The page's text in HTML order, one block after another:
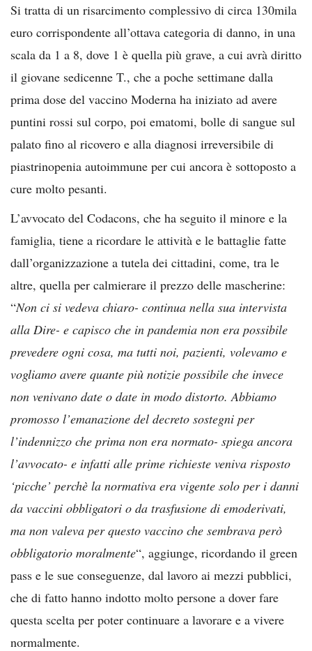
Si tratta di un risarcimento complessivo di circa 130mila
euro corrispondente all’ottava categoria di danno, in una
scala da 1 a 8, dove 1 è quella più grave, a cui avrà diritto
il giovane sedicenne T., che a poche settimane dalla
prima dose del vaccino Moderna ha iniziato ad avere
puntini rossi sul corpo, poi ematomi, bolle di sangue sul
palato fino al ricovero e alla diagnosi irreversibile di
piastrinopenia autoimmune per cui ancora è sottoposto a
cure molto pesanti.
L’avvocato del Codacons, che ha seguito il minore e la
famiglia, tiene a ricordare le attività e le battaglie fatte
dall’organizzazione a tutela dei cittadini, come, tra le
altre, quella per calmierare il prezzo delle mascherine:
“Non ci si vedeva chiaro- continua nella sua intervista
alla Dire- e capisco che in pandemia non era possibile
prevedere ogni cosa, ma tutti noi, pazienti, volevamo e
vogliamo avere quante più notizie possibile che invece
non venivano date o date in modo distorto. Abbiamo
promosso l’emanazione del decreto sostegni per
l’indennizzo che prima non era normato- spiega ancora
l’avvocato- e infatti alle prime richieste veniva risposto
‘picche’ perchè la normativa era vigente solo per i danni
da vaccini obbligatori o da trasfusione di emoderivati,
ma non valeva per questo vaccino che sembrava però
obbligatorio moralmente“, aggiunge, ricordando il green
pass e le sue conseguenze, dal lavoro ai mezzi pubblici,
che di fatto hanno indotto molto persone a dover fare
questa scelta per poter continuare a lavorare e a vivere
normalmente.